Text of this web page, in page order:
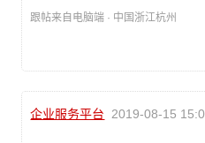
跟帖来自电脑端 · 中国浙江杭州
企业服务平台 2019-08-15